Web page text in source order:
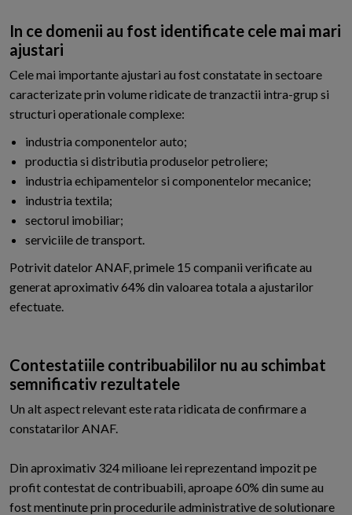
In ce domenii au fost identificate cele mai mari
ajustari
Cele mai importante ajustari au fost constatate in sectoare
caracterizate prin volume ridicate de tranzactii intra-grup si
structuri operationale complexe:
industria componentelor auto;
productia si distributia produselor petroliere;
industria echipamentelor si componentelor mecanice;
industria textila;
sectorul imobiliar;
serviciile de transport.
Potrivit datelor ANAF, primele 15 companii verificate au
generat aproximativ 64% din valoarea totala a ajustarilor
efectuate.
Contestatiile contribuabililor nu au schimbat
semnificativ rezultatele
Un alt aspect relevant este rata ridicata de confirmare a
constatarilor ANAF.
Din aproximativ 324 milioane lei reprezentand impozit pe
profit contestat de contribuabili, aproape 60% din sume au
fost mentinute prin procedurile administrative de solutionare